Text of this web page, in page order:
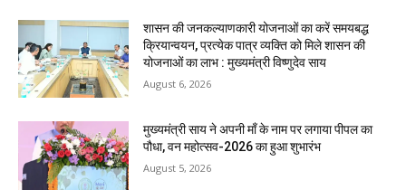
शासन की जनकल्याणकारी योजनाओं का करें समयबद्ध
क्रियान्वयन, प्रत्येक पात्र व्यक्ति को मिले शासन की
योजनाओं का लाभ : मुख्यमंत्री विष्णुदेव साय
August 6, 2026
मुख्यमंत्री साय ने अपनी माँ के नाम पर लगाया पीपल का
पौधा, वन महोत्सव-2026 का हुआ शुभारंभ
August 5, 2026